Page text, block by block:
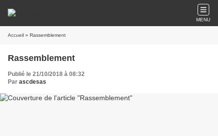
MENU
Accueil » Rassemblement
Rassemblement
Publié le 21/10/2018 à 08:32
Par ascdesas